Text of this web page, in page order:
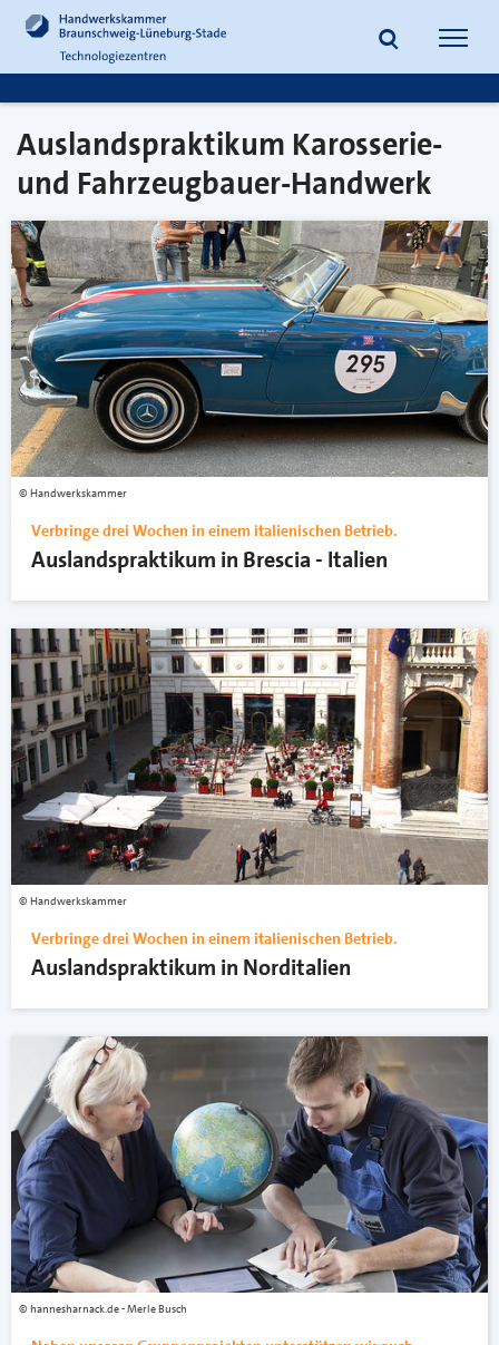
zum
Inhalt
springen
Fußzeile
springen
Suche
Auslandspraktikum Karosserie-
und Fahrzeugbauer-Handwerk
Handwerkskammer
Verbringe drei Wochen in einem italienischen Betrieb.
Auslandspraktikum in Brescia - Italien
Handwerkskammer
Verbringe drei Wochen in einem italienischen Betrieb.
Auslandspraktikum in Norditalien
hannesharnack.de - Merle Busch